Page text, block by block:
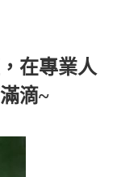
在專業人
滴~